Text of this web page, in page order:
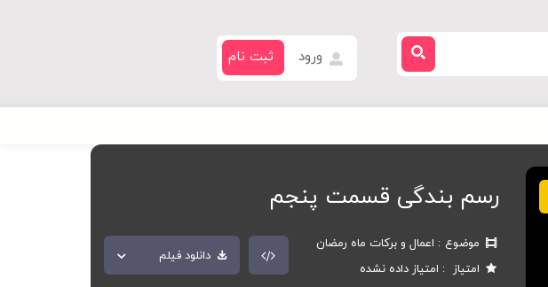
ورود ثبت نام
رسم بندگی قسمت پنجم
موضوع
اعمال و برکات ماه رمضان
امتیاز
امتیاز داده نشده
دانلود فیلم